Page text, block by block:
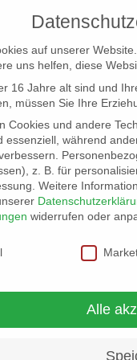
LOCATION SCOUT
in allen
auf unserer
uns helfen, diese
16 Jahre alt sind und
müssen Sie Ihre
Cookies und andere
essenziell, während
z. B. für
Weitere
widerrufen oder
Alle